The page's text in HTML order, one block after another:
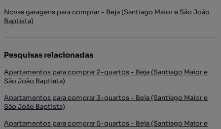
Novas garagens para comprar - Beja (Santiago Maior e São João
Baptista)
Pesquisas relacionadas
Apartamentos para comprar 2-quartos - Beja (Santiago Maior e
São João Baptista)
Apartamentos para comprar 3-quartos - Beja (Santiago Maior e
São João Baptista)
Apartamentos para comprar 5-quartos - Beja (Santiago Maior e